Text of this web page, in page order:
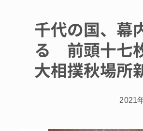
千代の国、幕
る 前頭十七
大相撲秋場所
2021